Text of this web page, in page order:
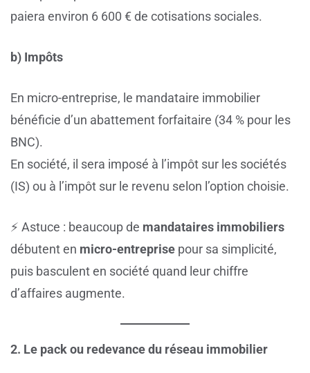
paiera environ 6 600 € de cotisations sociales.
b) Impôts
En micro-entreprise, le mandataire immobilier
bénéficie d’un abattement forfaitaire (34 % pour les
BNC).
En société, il sera imposé à l’impôt sur les sociétés
(IS) ou à l’impôt sur le revenu selon l’option choisie.
⚡ Astuce : beaucoup de mandataires immobiliers
débutent en micro-entreprise pour sa simplicité,
puis basculent en société quand leur chiffre
d’affaires augmente.
2. Le pack ou redevance du réseau immobilier